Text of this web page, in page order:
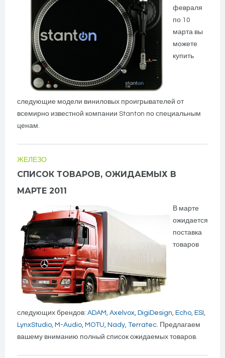
февраля
по 10
марта вы
можете
купить
следующие модели виниловых проигрывателей от
всемирно известной компании Stanton по специальным
ценам.
ЖЕЛЕЗО
СПИСОК ТОВАРОВ, ОЖИДАЕМЫХ В
МАРТЕ 2011
В марте
ожидается
поставка
товаров
следующих брендов: ADAM, Axelvox, DigiDesign, Echo, ESI ,
LynxStudio, M-Audio, MOTU, Nady, Terratec. Предлагаем
вашему вниманию полный список ожидаемых товаров.